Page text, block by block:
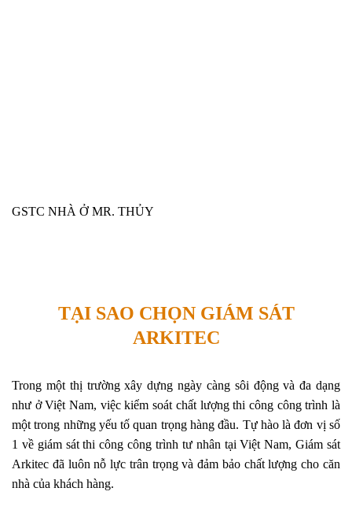
GSTC NHÀ Ở MR. THỦY
TẠI SAO CHỌN GIÁM SÁT
ARKITEC
Trong một thị trường xây dựng ngày càng sôi động và đa dạng
như ở Việt Nam, việc kiểm soát chất lượng thi công công trình là
một trong những yếu tố quan trọng hàng đầu. Tự hào là đơn vị số
1 về giám sát thi công công trình tư nhân tại Việt Nam, Giám sát
Arkitec đã luôn nỗ lực trân trọng và đảm bảo chất lượng cho căn
nhà của khách hàng.